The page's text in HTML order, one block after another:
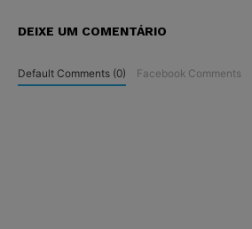
DEIXE UM COMENTÁRIO
Default Comments (0) Facebook Comments